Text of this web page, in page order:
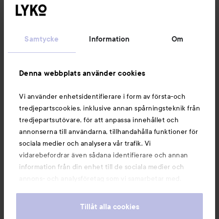
Samtycke Information Om
Denna webbplats använder cookies
Vi använder enhetsidentifierare i form av första-och
tredjepartscookies, inklusive annan spårningsteknik från
tredjepartsutövare, för att anpassa innehållet och
annonserna till användarna, tillhandahålla funktioner för
sociala medier och analysera vår trafik. Vi
vidarebefordrar även sådana identifierare och annan
information från din enhet till de sociala medier och
annons- och analysföretag som vi samarbetar med.
information som du har tillhandahållit eller som de har
Tillåt alla cookies
Du kanske också gillar